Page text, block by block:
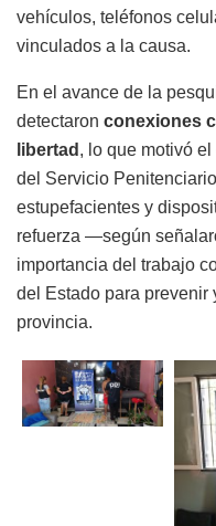
vehículos, teléfonos
vinculados a la causa.
En el avance de la
detectaron conexiones
libertad , lo que motivó
del Servicio
estupefacientes y
refuerza —según
importancia del trabajo
del Estado para prevenir
provincia.